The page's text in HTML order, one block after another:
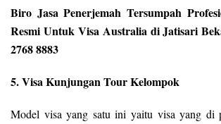
Biro Jasa Penerjemah Tersumpah
Resmi Untuk Visa Australia di Jatisari
2768 8883
5. Visa Kunjungan Tour Kelompok
Model visa yang satu ini yaitu visa yang di